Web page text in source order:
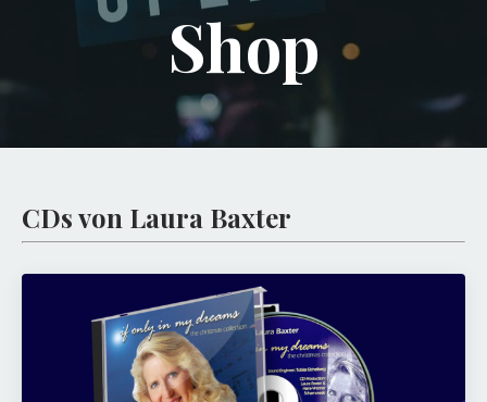
Shop
CDs von Laura Baxter